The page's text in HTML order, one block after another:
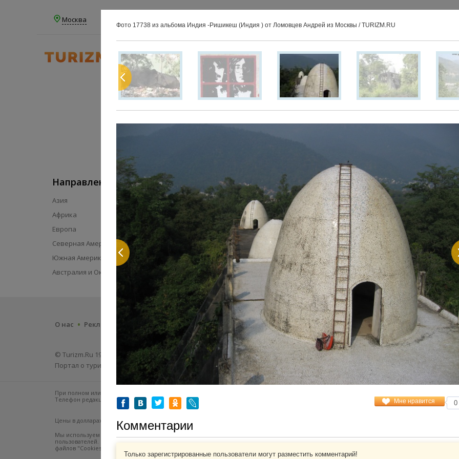
Москва
СТРАНЫ ОТЗЫВЫ ТУРИСТОВ ТУРЫ
Турфирмы Достопримечательности
Направления
Азия
Африка
Европа
Северная Америка
Южная Америка
Австралия и Океания
Сервисы
RSS
Для турфирм
Для отелей
Общение
Добавить отзыв
Почитать отзывы
Форум
Сообщество туристов
О нас . Реклама на сайте
© Turizm.Ru 1998—2026.
Портал о туризме. Информация о странах, путешествиях, отелях.Сайт является информационным посредником
При полном или частичном использовании любых материалов сайта TURIZM.RU гиперссылка на http://www.turizm.ru/ обязательна.
Телефон редакции: +7 (495) 745-01-68 доб. 239
Цены в долларах США и Евро, указанные на сайте, приведены с информационной целью. Все расчеты производятся в российских рублях.
Мы используем информацию, зарегистрированную в файлах "Cookies", в частности, в рекламных и статистических целях, а также для того,
пользователей. Вы можете изменить настройки "Cookies" в вашем браузере. Если вы оставите эти настройки без изменений, Cookie-файлы
файлов "Cookies" может ограничить функциональность сайта. Продолжая пользоваться сайтом, вы соглашаетесь с условиями настоящего
Фото 17738 из альбома Индия -Ришикеш (Индия ) от Ломовцев Андрей из Москвы / TURIZM.RU
Мне нравится 0
Комментарии
Только зарегистрированные пользователи могут разместить комментарий!